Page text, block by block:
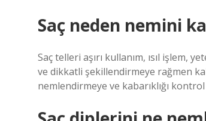
Saç neden nemini
Saç telleri aşırı kullanım, ısıl
ve dikkatli şekillendirmeye rağmen
nemlendirmeye ve kabarıklığı